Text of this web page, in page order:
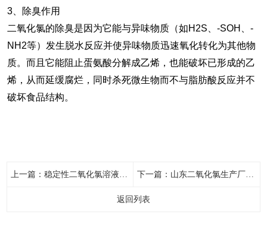
3、除臭作用
二氧化氯的除臭是因为它能与异味物质（如H2S、-SOH、-
NH2等）发生脱水反应并使异味物质迅速氧化转化为其他物
质。而且它能阻止蛋氨酸分解成乙烯，也能破坏已形成的乙
烯，从而延缓腐烂，同时杀死微生物而不与脂肪酸反应并不
破坏食品结构。
上一篇： 稳定性二氧化氯溶液CLO2 下一篇： 山东二氧化氯生产厂家,山东稳定性二氧化氯生产厂家,山东二氧化氯杀菌剂生产厂家
返回列表